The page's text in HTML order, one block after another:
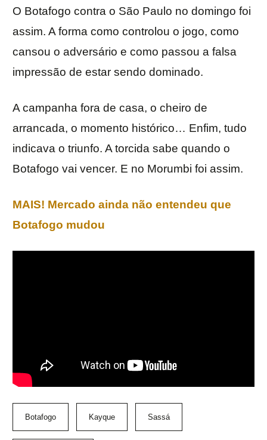
O Botafogo contra o São Paulo no domingo foi
assim. A forma como controlou o jogo, como
cansou o adversário e como passou a falsa
impressão de estar sendo dominado.
A campanha fora de casa, o cheiro de
arrancada, o momento histórico… Enfim, tudo
indicava o triunfo. A torcida sabe quando o
Botafogo vai vencer. E no Morumbi foi assim.
MAIS! Mercado ainda não entendeu que
Botafogo mudou
Botafogo Kayque Sassá